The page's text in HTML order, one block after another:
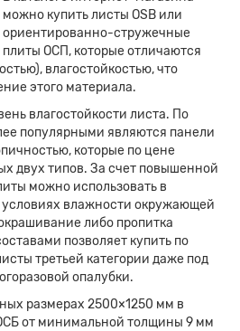
можно купить листы OSB или
ориентированно-стружечные
плиты ОСП, которые отличаются
влагостойкостью, что
этого материала.
влагостойкости листа. По
популярными являются панели
которые по цене
двух типов. За счет повышенной
можно использовать в
условиях влажности окружающей
либо пропитка
позволяет купить по
третьей категории даже под
опалубки.
размерах 2500×1250 мм в
от минимальной толщины 9 мм